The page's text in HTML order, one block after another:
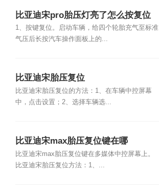
比亚迪宋pro胎压灯亮了怎么按复位
1、按键复位。启动车辆，给四个轮胎充气至标准
气压后长按汽车操作面板上的...
比亚迪宋胎压复位
比亚迪宋胎压复位的方法：1、在车辆中控屏幕
中，点击设置；2、选择车辆选...
比亚迪宋max胎压复位键在哪
比亚迪宋max胎压复位键在多媒体中控屏幕上。
比亚迪宋胎压复位方法：1、...